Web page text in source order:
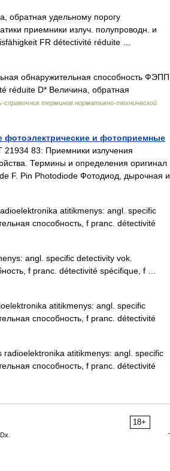
обратная удельному порогу
приемники излуч. полупроводн. и
FR détectivité réduite …
обнаружительная способность ФЭПП
réduite D* Величина, обратная
справочник терминов нормативно-технической
фотоэлектрические и фотоприемные
83: Приемники излучения
Термины и определения оригинал
F. Pin Photodiode Фотодиод, дырочная и
atitikmenys: angl. specific
способность, f pranc. détectivité
angl. specific detectivity vok.
f pranc. détectivité spécifique, f …
atitikmenys: angl. specific
способность, f pranc. détectivité
atitikmenys: angl. specific
способность, f pranc. détectivité
18+